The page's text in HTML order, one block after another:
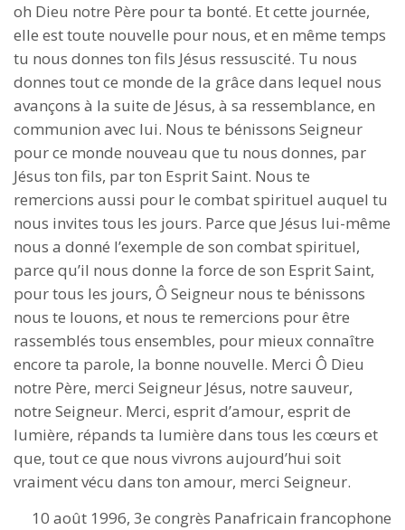
oh Dieu notre Père pour ta bonté. Et cette journée,
elle est toute nouvelle pour nous, et en même temps
tu nous donnes ton fils Jésus ressuscité. Tu nous
donnes tout ce monde de la grâce dans lequel nous
avançons à la suite de Jésus, à sa ressemblance, en
communion avec lui. Nous te bénissons Seigneur
pour ce monde nouveau que tu nous donnes, par
Jésus ton fils, par ton Esprit Saint. Nous te
remercions aussi pour le combat spirituel auquel tu
nous invites tous les jours. Parce que Jésus lui-même
nous a donné l’exemple de son combat spirituel,
parce qu’il nous donne la force de son Esprit Saint,
pour tous les jours, Ô Seigneur nous te bénissons
nous te louons, et nous te remercions pour être
rassemblés tous ensembles, pour mieux connaître
encore ta parole, la bonne nouvelle. Merci Ô Dieu
notre Père, merci Seigneur Jésus, notre sauveur,
notre Seigneur. Merci, esprit d’amour, esprit de
lumière, répands ta lumière dans tous les cœurs et
que, tout ce que nous vivrons aujourd’hui soit
vraiment vécu dans ton amour, merci Seigneur.
10 août 1996, 3e congrès Panafricain francophone